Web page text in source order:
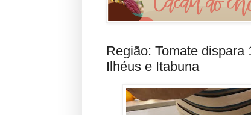
Região: Tomate
Ilhéus e Itabuna